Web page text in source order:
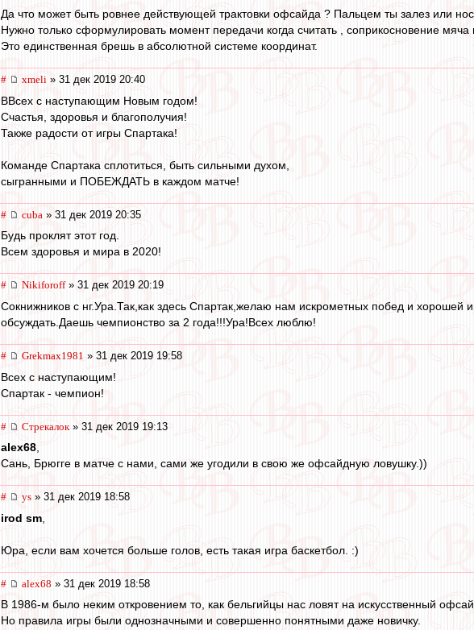
Да что может быть ровнее действующей трактовки офсайда ? Пальцем ты залез или
Нужно только сформулировать момент передачи когда считать , соприкосновение
Это единственная брешь в абсолютной системе координат.
# xmeli » 31 дек 2019 20:40
ВВсех с наступающим Новым годом!
Счастья, здоровья и благополучия!
Также радости от игры Спартака!
Команде Спартака сплотиться, быть сильными духом,
сыгранными и ПОБЕЖДАТЬ в каждом матче!
# cuba » 31 дек 2019 20:35
Будь проклят этот год.
Всем здоровья и мира в 2020!
# Nikiforoff» 31 дек 2019 20:19
Сокнижников с нг.Ура.Так,как здесь Спартак,желаю нам искрометных побед и
обсуждать.Даешь чемпионство за 2 года!!!Ура!Всех люблю!
# Grekmax1981 » 31 дек 2019 19:58
Всех с наступающим!
Спартак - чемпион!
# Стрекалок » 31 дек 2019 19:13
alex68
Сань, Брюгге в матче с нами, сами же угодили в свою же офсайдную ловушку.))
# ys » 31 дек 2019 18:58
irod sm
Юра, если вам хочется больше голов, есть такая игра баскетбол. :)
# alex68 » 31 дек 2019 18:58
В 1986-м было неким откровением то, как бельгийцы нас ловят на искусственный
Но правила игры были однозначными и совершенно понятными даже новичку.